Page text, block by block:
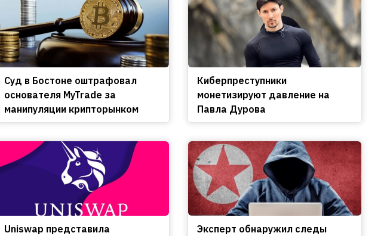
Cуд в Бостоне оштрафовал
основателя MyTrade за
манипуляции крипторынком
Киберпреступники
монетизируют давление на
Павла Дурова
Uniswap представила
Эксперт обнаружил следы